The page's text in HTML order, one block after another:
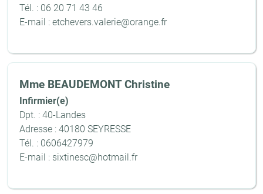
Tél. : 06 20 71 43 46
E-mail : etchevers.valerie@orange.fr
Mme BEAUDEMONT Christine
Infirmier(e)
Dpt. : 40-Landes
Adresse : 40180 SEYRESSE
Tél. : 0606427979
E-mail : sixtinesc@hotmail.fr